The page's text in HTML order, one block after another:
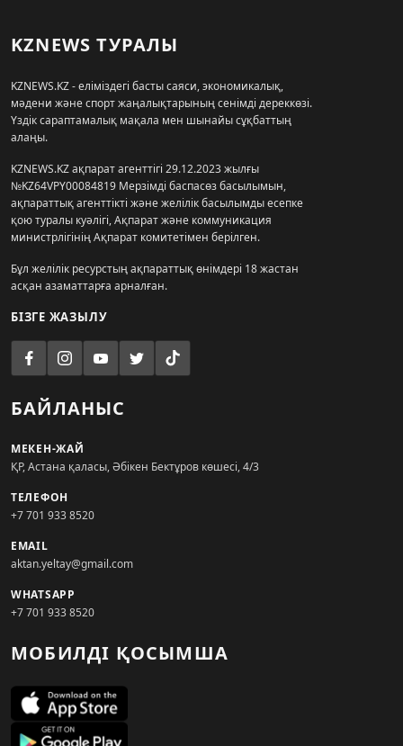
KZNEWS ТУРАЛЫ
KZNEWS.KZ - еліміздегі басты саяси, экономикалық,
мәдени және спорт жаңалықтарының сенімді дереккөзі.
Үздік сараптамалық мақала мен шынайы сұқбаттың
алаңы.
KZNEWS.KZ ақпарат агенттігі 29.12.2023 жылғы
№KZ64VPY00084819 Мерзімді баспасөз басылымын,
ақпараттық агенттікті және желілік басылымды есепке
қою туралы куәлігі, Ақпарат және коммуникация
министрлігінің Ақпарат комитетімен берілген.
Бұл желілік ресурстың ақпараттық өнімдері 18 жастан
асқан азаматтарға арналған.
БІЗГЕ ЖАЗЫЛУ
БАЙЛАНЫС
МЕКЕН-ЖАЙ
ҚР, Астана қаласы, Әбікен Бектұров көшесі, 4/3
ТЕЛЕФОН
+7 701 933 8520
EMAIL
aktan.yeltay@gmail.com
WHATSAPP
+7 701 933 8520
МОБИЛДІ ҚОСЫМША